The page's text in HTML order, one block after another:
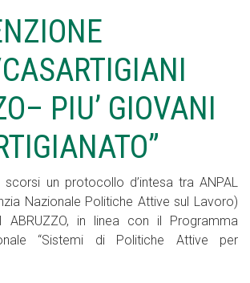
PIU’ GIOVANI
scorsi un protocollo d’intesa tra ANPAL
Nazionale Politiche Attive sul Lavoro)
ABRUZZO, in linea con il Programma
“Sistemi di Politiche Attive per